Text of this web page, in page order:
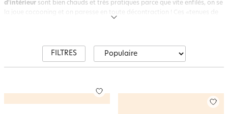
d'intérieur sont bien chauds et très pratiques parce que vite enfilés, on se
la joue cocooning et on paresse en toute décontraction ! Ces «tenues de
femme, peignoir tout doux, personnalisable pour les enfants ; matières,
formes, motifs et coloris variés... il y en a pour toute la famille et dans tous
coquettes ? Voyez notre peignoir en satin uni, ultra-chic, ultra-féminin. En
panne d’idée cadeau ? Offrez une tenue d’intérieur ! Veste ou peignoir
, un joli choix de vêtements de nuit, cadeaux
FILTRES